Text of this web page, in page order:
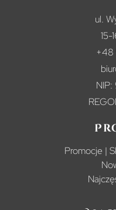
ul.
15-
+48
Promocje |